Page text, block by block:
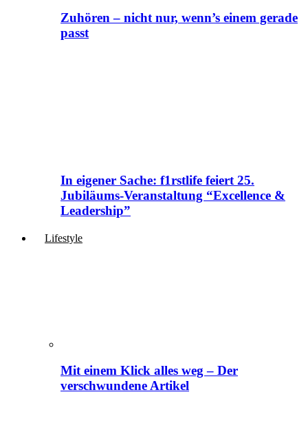
Zuhören – nicht nur, wenn’s einem gerade
passt
In eigener Sache: f1rstlife feiert 25.
Jubiläums-Veranstaltung “Excellence &
Leadership”
Lifestyle
Mit einem Klick alles weg – Der
verschwundene Artikel